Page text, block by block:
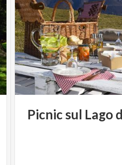
Picnic sul Lago